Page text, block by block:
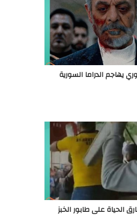
يهاجم الدراما السورية
الحياة على طابور الخبز